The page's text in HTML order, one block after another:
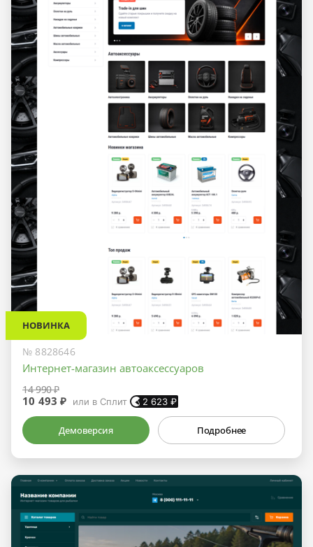
НОВИНКА
№ 8828646
Интернет-магазин автоаксессуаров
14 990 ₽
10 493 ₽ или в Сплит 2 623₽
Демоверсия Подробнее